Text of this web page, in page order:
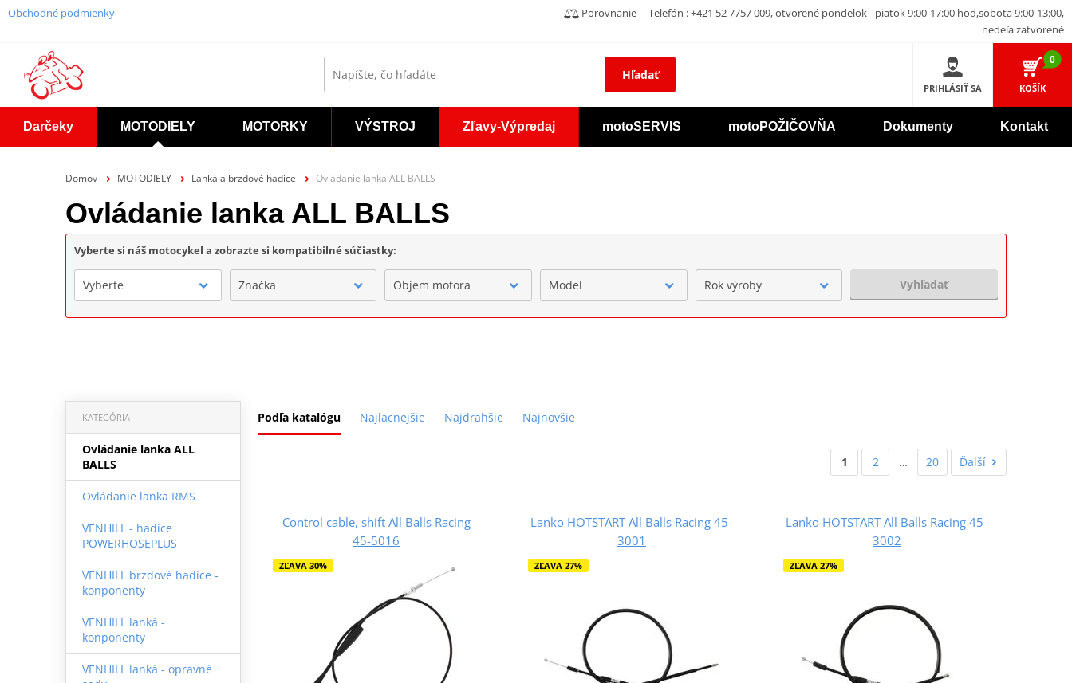
Obchodné podmienky Porovnanie
Telefón : +421 52 7757 009, otvorené pondelok - piatok 9:00-17:00 hod,sobota 9:00-13:00,
nedeľa zatvorené
Hľadať
PRIHLÁSIŤ SA
0
KOŠÍK
Darčeky MOTODIELY MOTORKY VÝSTROJ Zľavy-Výpredaj motoSERVIS motoPOŽIČOVŇA Dokumenty Kontakt
Domov MOTODIELY Lanká a brzdové hadice Ovládanie lanka ALL BALLS
Ovládanie lanka ALL BALLS
Vyberte si náš motocykel a zobrazte si kompatibilné súčiastky:
Vyberte Značka Objem motora Model Rok výroby Vyhľadať
Podľa katalógu Najlacnejšie Najdrahšie Najnovšie
KATEGÓRIA
Ovládanie lanka ALL
BALLS
Ovládanie lanka RMS
VENHILL - hadice
POWERHOSEPLUS
VENHILL brzdové hadice -
konponenty
VENHILL lanká -
konponenty
VENHILL lanká - opravné
1 2 … 20 Ďalší
Control cable, shift All Balls Racing
45-5016
ZĽAVA 30%
Lanko HOTSTART All Balls Racing 45-
3001
ZĽAVA 27%
Lanko HOTSTART All Balls Racing 45-
3002
ZĽAVA 27%